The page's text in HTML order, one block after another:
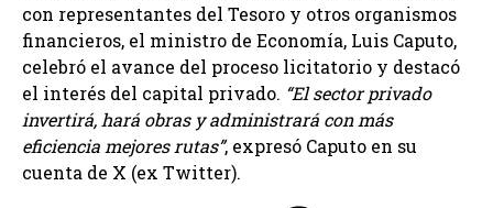
con representantes del Tesoro y otros organismos
financieros, el ministro de Economía, Luis Caputo,
celebró el avance del proceso licitatorio y destacó
el interés del capital privado. “El sector privado
invertirá, hará obras y administrará con más
eficiencia mejores rutas”, expresó Caputo en su
cuenta de X (ex Twitter).